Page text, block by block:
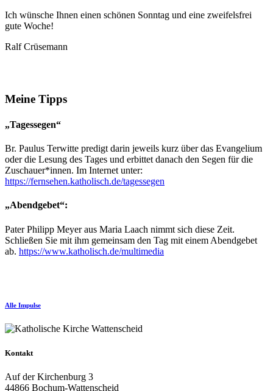
Ich wünsche Ihnen einen schönen Sonntag und eine zweifelsfrei
gute Woche!
Ralf Crüsemann
Meine Tipps
„Tagessegen“
Br. Paulus Terwitte predigt darin jeweils kurz über das Evangelium
oder die Lesung des Tages und erbittet danach den Segen für die
Zuschauer*innen. Im Internet unter:
https://fernsehen.katholisch.de/tagessegen
„Abendgebet“:
Pater Philipp Meyer aus Maria Laach nimmt sich diese Zeit.
Schließen Sie mit ihm gemeinsam den Tag mit einem Abendgebet
ab. https://www.katholisch.de/multimedia
Alle Impulse
Kontakt
Auf der Kirchenburg 3
44866 Bochum-Wattenscheid